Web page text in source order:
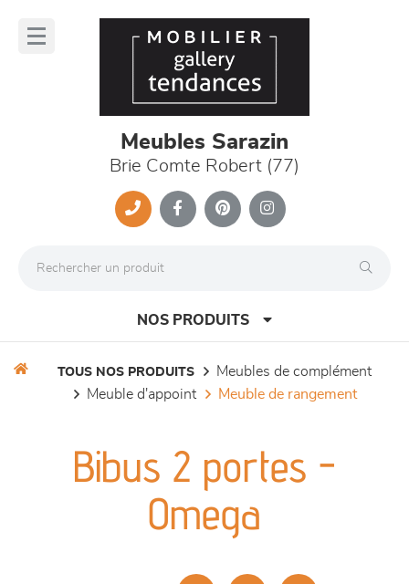
Meubles Sarazin
Brie Comte Robert (77)
NOS PRODUITS
séjours
meubles de complément
TOUS NOS PRODUITS
meubles de complément
meuble d'appoint
meuble de rangement
Bibus 2 portes -
Omega